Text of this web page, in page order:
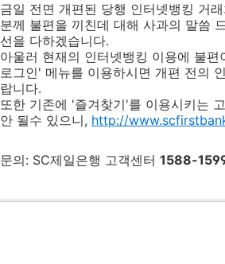
금일 전면 개편된 당행 인터넷뱅킹 거
분께 불편을 끼친데 대해 사과의 말씀
선을 다하겠습니다.
아울러 현재의 인터넷뱅킹 이용에 불
로그인' 메뉴를 이용하시면 개편 전의
랍니다.
또한 기존에 '즐겨찾기'를 이용시키는
안 될수 있으니, http://
문의: SC제일은행 고객센터 1588-